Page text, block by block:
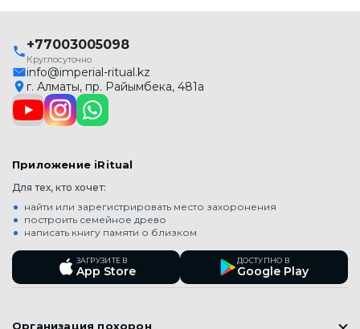
+77003005098
Круглосуточно
info@imperial-ritual.kz
г. Алматы, пр. Райымбека, 481а
Приложение iRitual
Для тех, кто хочет:
найти или зарегистрировать место захоронения
построить семейное древо
написать книгу памяти о близком
ЗАГРУЗИТЕ В
App Store
ДОСТУПНО В
Google Play
Организация похорон